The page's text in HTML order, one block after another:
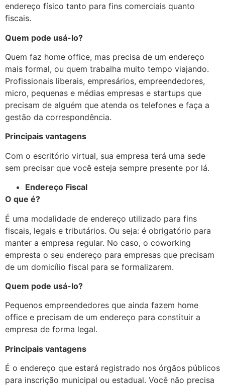
endereço físico tanto para fins comerciais quanto
fiscais.
Quem pode usá-lo?
Quem faz home office, mas precisa de um endereço
mais formal, ou quem trabalha muito tempo viajando.
Profissionais liberais, empresários, empreendedores,
micro, pequenas e médias empresas e startups que
precisam de alguém que atenda os telefones e faça a
gestão da correspondência.
Principais vantagens
Com o escritório virtual, sua empresa terá uma sede
sem precisar que você esteja sempre presente por lá.
Endereço Fiscal
O que é?
É uma modalidade de endereço utilizado para fins
fiscais, legais e tributários. Ou seja: é obrigatório para
manter a empresa regular. No caso, o coworking
empresta o seu endereço para empresas que precisam
de um domicílio fiscal para se formalizarem.
Quem pode usá-lo?
Pequenos empreendedores que ainda fazem home
office e precisam de um endereço para constituir a
empresa de forma legal.
Principais vantagens
É o endereço que estará registrado nos órgãos públicos
para inscrição municipal ou estadual. Você não precisa